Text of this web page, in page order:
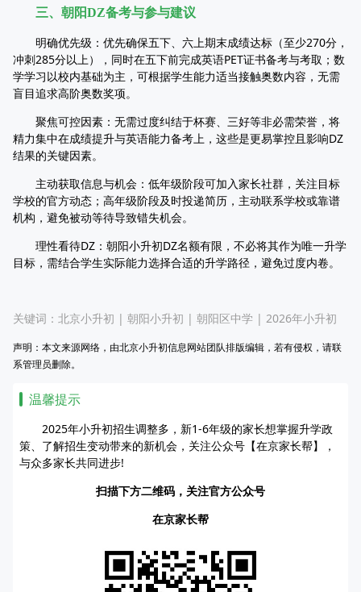
三、朝阳DZ备考与参与建议​
明确优先级：优先确保五下、六上期末成绩达标（至少270分，
冲刺285分以上），同时在五下前完成英语PET证书备考与考取；数
学学习以校内基础为主，可根据学生能力适当接触奥数内容，无需
盲目追求高阶奥数奖项。​
聚焦可控因素：无需过度纠结于杯赛、三好等非必需荣誉，将
精力集中在成绩提升与英语能力备考上，这些是更易掌控且影响DZ
结果的关键因素。​
主动获取信息与机会：低年级阶段可加入家长社群，关注目标
学校的官方动态；高年级阶段及时投递简历，主动联系学校或靠谱
机构，避免被动等待导致错失机会。​
理性看待DZ：朝阳小升初DZ名额有限，不必将其作为唯一升学
目标，需结合学生实际能力选择合适的升学路径，避免过度内卷。
关键词： 北京小升初 | 朝阳小升初 | 朝阳区中学 | 2026年小升初
声明：本文来源网络，由北京小升初信息网站团队排版编辑，若有侵权，请联
系管理员删除。
温馨提示
2025年小升初招生调整多，新1-6年级的家长想掌握升学政
策、了解招生变动带来的新机会，关注公众号【在京家长帮】，
与众多家长共同进步!
扫描下方二维码，关注官方公众号
在京家长帮